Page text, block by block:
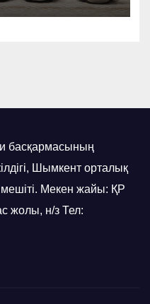
басқармасының
Шымкент орталық
Мекен жайы: ҚР
жолы, н/з Тел: